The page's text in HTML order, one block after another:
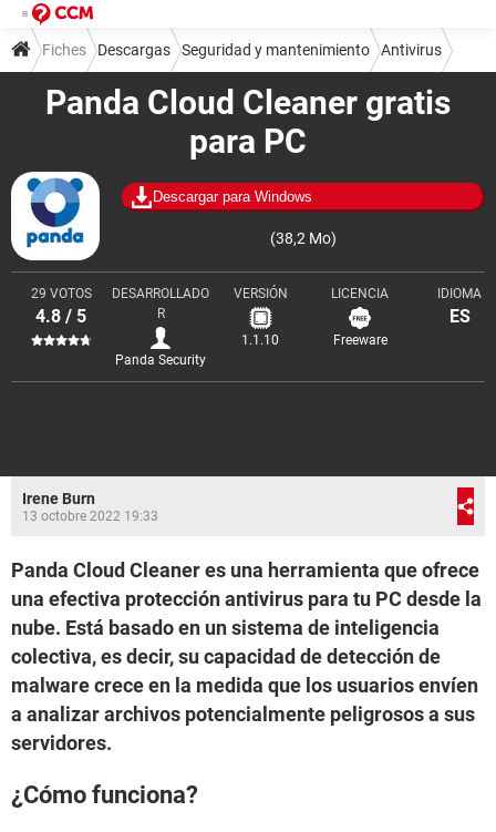
Panda Cloud Cleaner gratis
para PC
Descargar para Windows
(38,2 Mo)
29 VOTOS
4.8 / 5
DESARROLLADO
R
Panda Security
VERSIÓN
1.1.10
LICENCIA
Freeware
IDIOMA
ES
Fiches Descargas Seguridad y mantenimiento Antivirus
Irene Burn
13 octobre 2022 19:33
Panda Cloud Cleaner es una herramienta que ofrece
una efectiva protección antivirus para tu PC desde la
nube. Está basado en un sistema de inteligencia
colectiva, es decir, su capacidad de detección de
malware crece en la medida que los usuarios envíen
a analizar archivos potencialmente peligrosos a sus
servidores.
¿Cómo funciona?